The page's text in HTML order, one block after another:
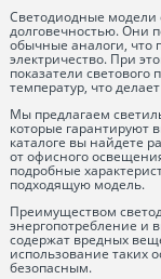
Светодиодные модели
долговечностью. Они
обычные аналоги, что
электричество. При
показатели
температур, что
Мы предлагаем
которые гарантируют
каталоге вы найдете
от офисного
подробные
подходящую модель.
Преимуществом
энергопотребление и
содержат вредных
использование таких
безопасным.